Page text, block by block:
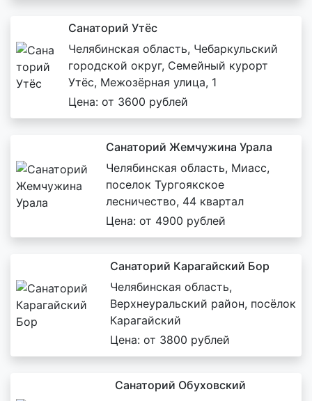
Санаторий Утёс
Челябинская область, Чебаркульский
городской округ, Семейный курорт
Утёс, Межозёрная улица, 1
Цена: от 3600 рублей
Санаторий Жемчужина Урала
Челябинская область, Миасс,
поселок Тургоякское
лесничество, 44 квартал
Цена: от 4900 рублей
Санаторий Карагайский Бор
Челябинская область,
Верхнеуральский район, посёлок
Карагайский
Цена: от 3800 рублей
Санаторий Обуховский